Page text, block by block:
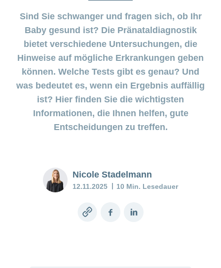
Pränataldiagnostik
Versicherung
Stimmungstief
anhält
Was tun?
Mein
krank
für Mutter und
Sind Sie schwanger und fragen sich, ob Ihr
Baby gesund ist? Die Pränataldiagnostik
bietet verschiedene Untersuchungen, die
Hinweise auf mögliche Erkrankungen geben
können. Welche Tests gibt es genau? Und
was bedeutet es, wenn ein Ergebnis auffällig
ist? Hier finden Sie die wichtigsten
Informationen, die Ihnen helfen, gute
Entscheidungen zu treffen.
Nicole Stadelmann
12.11.2025 10 Min. Lesedauer
Copy
FacebookLinkedIn